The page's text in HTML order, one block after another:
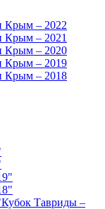
Крым – 2022
Крым – 2021
Крым – 2020
Крым – 2019
Крым – 2018
Тавриды –